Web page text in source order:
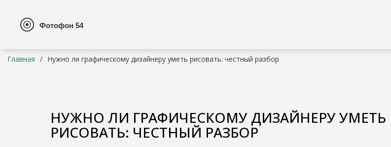
Главная Нужно ли графическому дизайнеру уметь рисовать: честный разбор
НУЖНО ЛИ ГРАФИЧЕСКОМУ ДИЗАЙНЕРУ УМЕТЬ
РИСОВАТЬ: ЧЕСТНЫЙ РАЗБОР